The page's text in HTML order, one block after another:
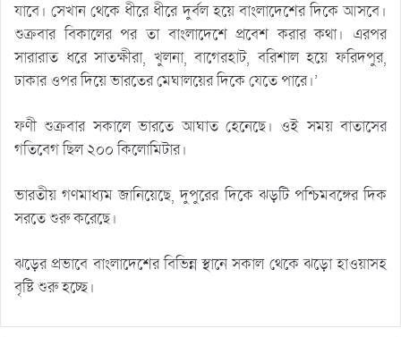
যাবে। সেখান থেকে ধীরে ধীরে দুর্বল হয়ে বাংলাদেশের দিকে আসবে।
শুক্রবার বিকালের পর তা বাংলাদেশে প্রবেশ করার কথা। এরপর
সারারাত ধরে সাতক্ষীরা, খুলনা, বাগেরহাট, বরিশাল হয়ে ফরিদপুর,
ঢাকার ওপর দিয়ে ভারতের মেঘালয়ের দিকে যেতে পারে।’
ফণী শুক্রবার সকালে ভারতে আঘাত হেনেছে। ওই সময় বাতাসের
গতিবেগ ছিল ২০০ কিলোমিটার।
ভারতীয় গণমাধ্যম জানিয়েছে, দুপুরের দিকে ঝড়টি পশ্চিমবঙ্গের দিক
সরতে শুরু করেছে।
ঝড়ের প্রভাবে বাংলাদেশের বিভিন্ন স্থানে সকাল থেকে ঝড়ো হাওয়াসহ
বৃষ্টি শুরু হচ্ছে।